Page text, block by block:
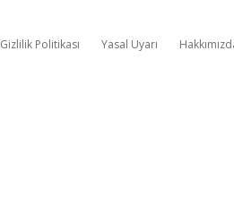
Gizlilik Politikası Yasal Uyarı